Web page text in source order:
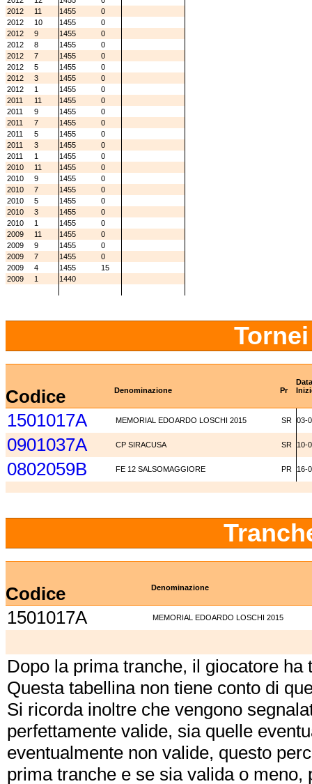
2012
11 1455
0
2012
10 1455
0
2012
9 1455
0
2012
8 1455
0
2012
7 1455
0
2012
5 1455
0
2012
3 1455
0
2012
1 1455
0
2011
11 1455
0
2011
9 1455
0
2011
7 1455
0
2011
5 1455
0
2011
3 1455
0
2011
1 1455
0
2010
11 1455
0
2010
9 1455
0
2010
7 1455
0
2010
5 1455
0
2010
3 1455
0
2010
1 1455
0
2009
11 1455
0
2009
9 1455
0
2009
7 1455
0
2009
4 1455
15
2009
1 1440
Data
Codice Denominazione Pr
1501017A MEMORIAL EDOARDO LOSCHI 2015 SR 03-
0901037A CP SIRACUSA SR 10-
0802059B FE 12 SALSOMAGGIORE PR 16-
Codice Denominazione
1501017A MEMORIAL EDOARDO LOSCHI 2015
Dopo la prima tranche, il giocatore
Questa tabellina non tiene conto di
Si ricorda inoltre che vengono
perfettamente valide, sia quelle
eventualmente non valide, questo
prima tranche e se sia valida o